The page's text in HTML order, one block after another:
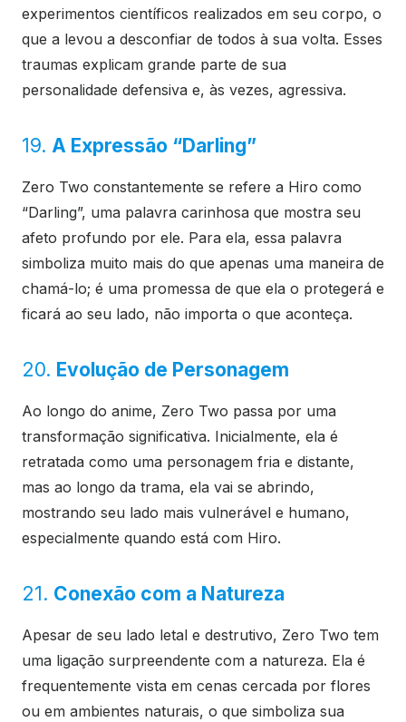
experimentos científicos realizados em seu corpo, o
que a levou a desconfiar de todos à sua volta. Esses
traumas explicam grande parte de sua
personalidade defensiva e, às vezes, agressiva.
19. A Expressão “Darling”
Zero Two constantemente se refere a Hiro como
“Darling”, uma palavra carinhosa que mostra seu
afeto profundo por ele. Para ela, essa palavra
simboliza muito mais do que apenas uma maneira de
chamá-lo; é uma promessa de que ela o protegerá e
ficará ao seu lado, não importa o que aconteça.
20. Evolução de Personagem
Ao longo do anime, Zero Two passa por uma
transformação significativa. Inicialmente, ela é
retratada como uma personagem fria e distante,
mas ao longo da trama, ela vai se abrindo,
mostrando seu lado mais vulnerável e humano,
especialmente quando está com Hiro.
21. Conexão com a Natureza
Apesar de seu lado letal e destrutivo, Zero Two tem
uma ligação surpreendente com a natureza. Ela é
frequentemente vista em cenas cercada por flores
ou em ambientes naturais, o que simboliza sua